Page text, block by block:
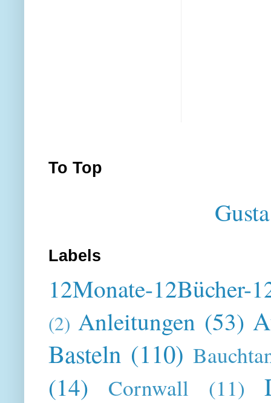
To Top
Labels
12Monate-12Bücher-
(2) Anleitungen (53)
Basteln (110)
(14) Cornwall (11)